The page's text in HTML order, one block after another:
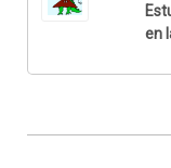
en